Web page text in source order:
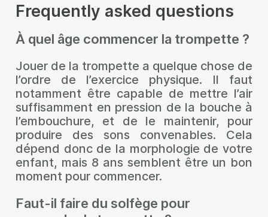
Frequently asked questions
À quel âge commencer la trompette ?
Jouer de la trompette a quelque chose de
l’ordre de l’exercice physique. Il faut
notamment être capable de mettre l’air
suffisamment en pression de la bouche à
l’embouchure, et de le maintenir, pour
produire des sons convenables. Cela
dépend donc de la morphologie de votre
enfant, mais 8 ans semblent être un bon
moment pour commencer.
Faut-il faire du solfège pour